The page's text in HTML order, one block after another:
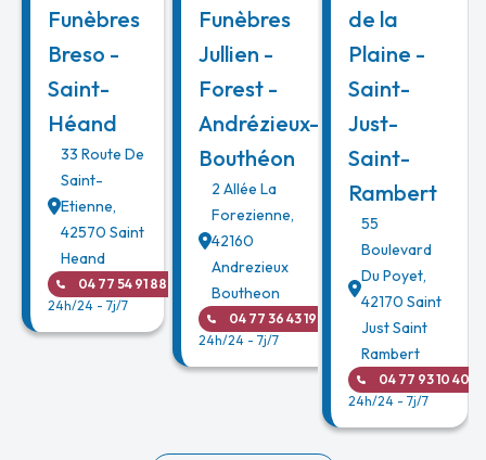
Funèbres
Breso -
Saint-
Héand
33 Route De
Saint-
Etienne,
42570 Saint
Heand
04 77 54 91 88
24h/24 - 7j/7
Funèbres
Jullien -
Forest -
Andrézieux-
Bouthéon
2 Allée La
Forezienne,
42160
Andrezieux
Boutheon
04 77 36 43 19
24h/24 - 7j/7
de la
Plaine -
Saint-
Just-
Saint-
Rambert
55
Boulevard
Du Poyet,
42170 Saint
Just Saint
Rambert
04 77 93 10 40
24h/24 - 7j/7